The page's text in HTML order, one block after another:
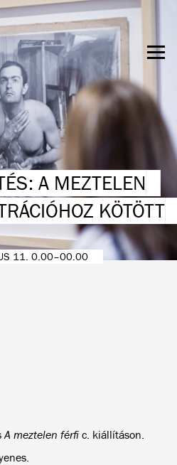
A MEZTELEN
KÖTÖTT
11. 0.00–00.00
A meztelen férfi c. kiállításon.